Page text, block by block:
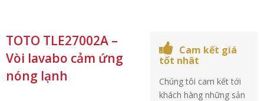
TOTO TLE27002A –
Vòi lavabo cảm ứng
nóng lạnh
Cam kết giá
tốt nhât
Chúng tôi cam kết tới
khách hàng những sản